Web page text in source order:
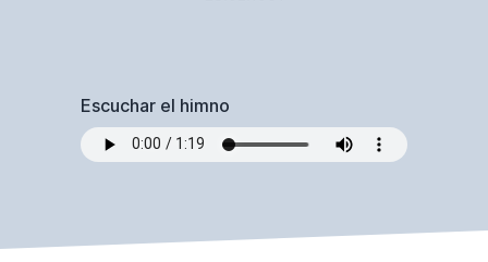
Escuchar el himno